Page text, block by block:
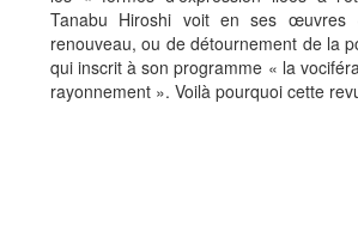
Tanabu Hiroshi voit en ses
renouveau, ou de détournement de la
qui inscrit à son programme « la
rayonnement ». Voilà pourquoi cette